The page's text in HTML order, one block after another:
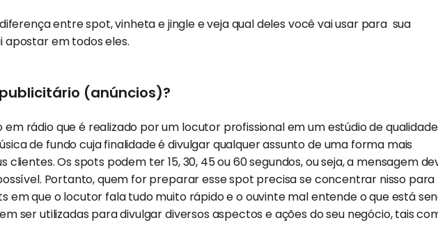
entre spot, vinheta e jingle e veja qual deles você vai usar para sua
apostar em todos eles.
(anúncios)?
em rádio que é realizado por um locutor profissional em um estúdio de
de fundo cuja finalidade é divulgar qualquer assunto de uma forma mais
clientes. Os spots podem ter 15, 30, 45 ou 60 segundos, ou seja, a mensagem
Portanto, quem for preparar esse spot precisa se concentrar nisso para
em que o locutor fala tudo muito rápido e o ouvinte mal entende o que está
ser utilizadas para divulgar diversos aspectos e ações do seu negócio, tais